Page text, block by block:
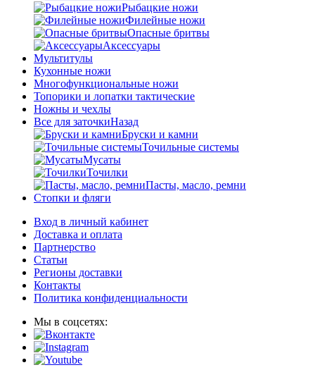
Рыбацкие ножи
Филейные ножи
Опасные бритвы
Аксессуары
Мультитулы
Кухонные ножи
Многофункциональные ножи
Топорики и лопатки тактические
Ножны и чехлы
Все для заточкиНазад
Бруски и камни
Точильные системы
Мусаты
Точилки
Пасты, масло, ремни
Стопки и фляги
Вход в личный кабинет
Доставка и оплата
Партнерство
Статьи
Регионы доставки
Контакты
Политика конфиденциальности
Мы в соцсетях: